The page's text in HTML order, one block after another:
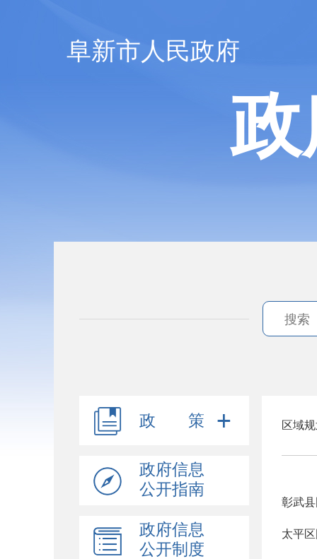
阜新市人民政府
政 策
政府信息
公开指南
政府信息
公开制度
区域
彰武
太平